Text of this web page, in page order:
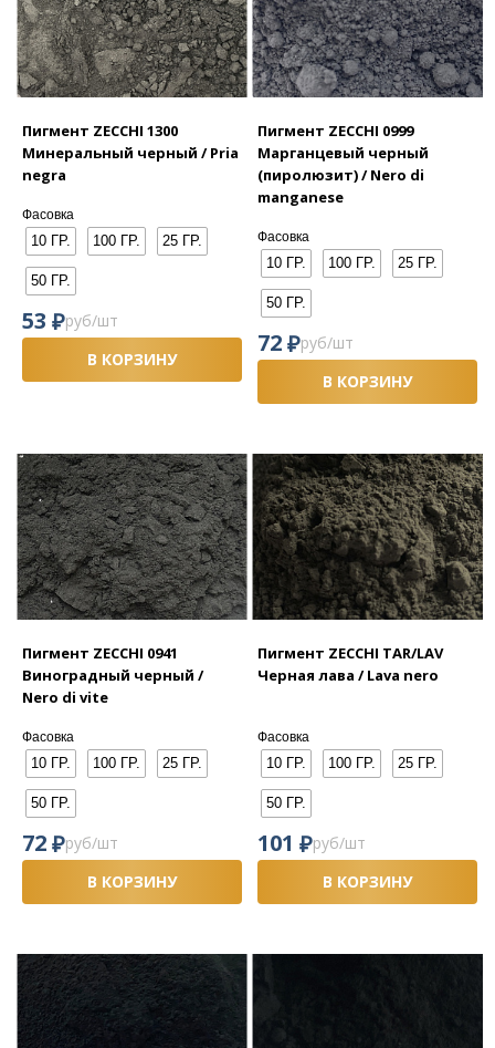
Пигмент ZECCHI 1300
Минеральный черный / Pria
negra
Фасовка
10 ГР. 100 ГР. 25 ГР.
50 ГР.
53₽руб/шт
В КОРЗИНУ
Пигмент ZECCHI 0999
Марганцевый черный
(пиролюзит) / Nero di
manganese
Фасовка
10 ГР. 100 ГР. 25 ГР.
50 ГР.
72₽руб/шт
В КОРЗИНУ
Пигмент ZECCHI 0941
Виноградный черный /
Nero di vite
Фасовка
10 ГР. 100 ГР. 25 ГР.
50 ГР.
72₽руб/шт
В КОРЗИНУ
Пигмент ZECCHI TAR/LAV
Черная лава / Lava nero
Фасовка
10 ГР. 100 ГР. 25 ГР.
50 ГР.
101₽руб/шт
В КОРЗИНУ